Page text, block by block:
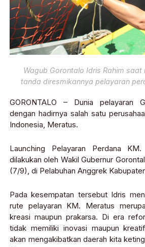
Wagub Gorontalo Idris Rahim saat
tanda diresmikannya pelayaran
GORONTALO – Dunia pelayaran
dengan hadirnya salah satu
Indonesia, Meratus.
Launching Pelayaran Perdana
dilakukan oleh Wakil Gubernur
(7/9), di Pelabuhan Anggrek
Pada kesempatan tersebut Idris
rute pelayaran KM. Meratus
kreasi maupun prakarsa. Di era
tidak memiliki inovasi maupun
akan mengakibatkan daerah kita